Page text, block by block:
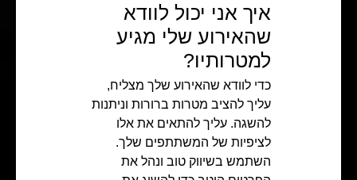
איך אני יכול לוודא
שהאירוע שלי מגיע
למטרותיו?
כדי לוודא שהאירוע שלך מצליח,
עליך להציב מטרות ברורות וניתנות
להשגה. עליך להתאים את אלו
לציפיות של המשתתפים שלך.
השתמש בשיווק טוב ונהל את